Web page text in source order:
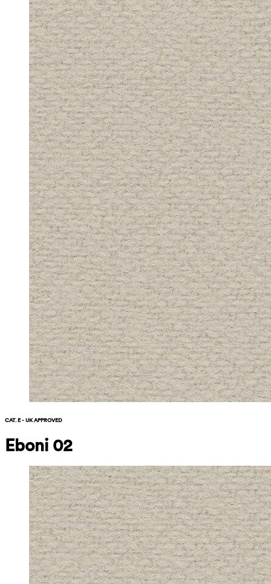
CAT. E - UK APPROVED
Eboni 02